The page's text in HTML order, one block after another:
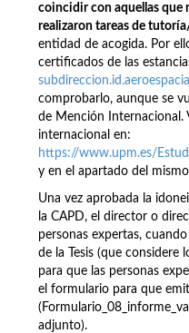
coincidir con aquellas
realizaron tareas de
entidad de acogida. Por
certificados de las
comprobarlo, aunque se
de Mención Internacional.
internacional en:
https://www.upm.es/
y en el apartado del
Una vez aprobada la
la CAPD, el director o
personas expertas,
de la Tesis (que
para que las personas
el formulario para que
adjunto).